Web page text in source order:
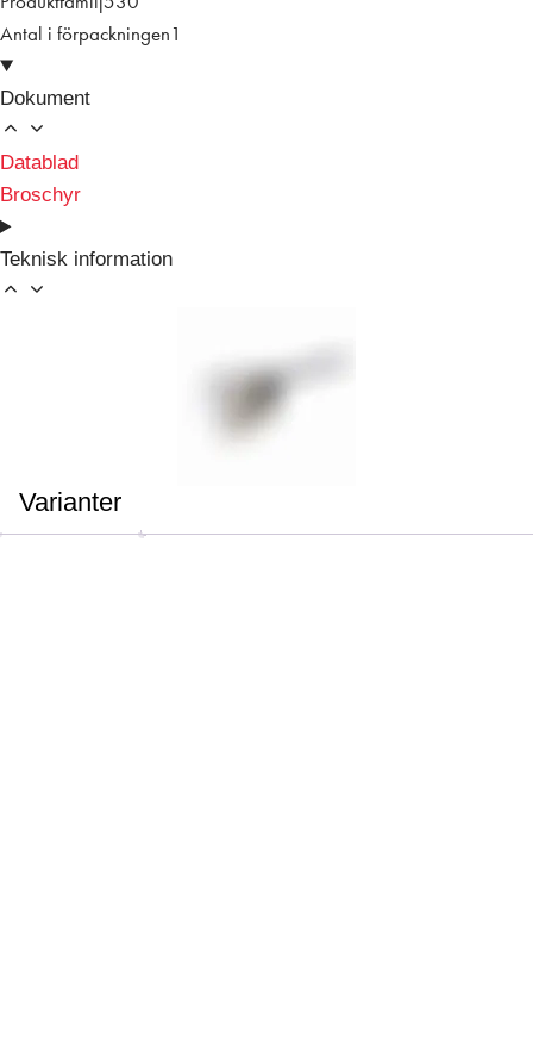
Antal i förpackningen 1
Dokument
Datablad
Broschyr
Teknisk information
Varianter